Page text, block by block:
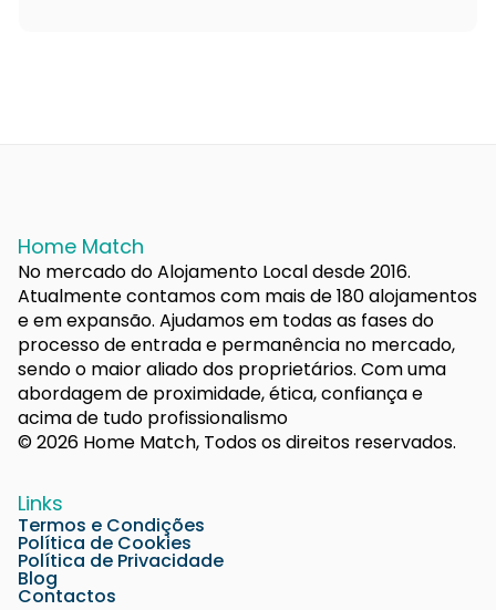
Home Match
No mercado do Alojamento Local desde 2016.
Atualmente contamos com mais de 180 alojamentos
e em expansão. Ajudamos em todas as fases do
processo de entrada e permanência no mercado,
sendo o maior aliado dos proprietários. Com uma
abordagem de proximidade, ética, confiança e
acima de tudo profissionalismo
© 2026 Home Match, Todos os direitos reservados.
Links
Termos e Condições
Política de Cookies
Política de Privacidade
Blog
Contactos